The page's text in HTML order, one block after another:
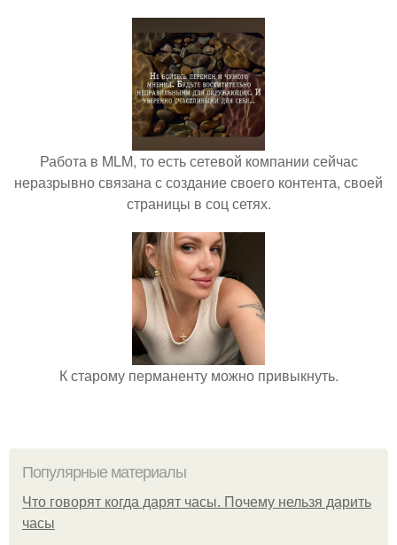
Работа в MLM, то есть сетевой компании сейчас
неразрывно связана с создание своего контента, своей
страницы в соц сетях.
К старому перманенту можно привыкнуть.
Популярные материалы
Что говорят когда дарят часы. Почему нельзя дарить
часы